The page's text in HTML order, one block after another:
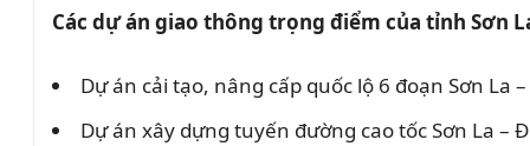
Các dự án giao thông trọng điểm của tỉnh Sơn
Dự án cải tạo, nâng cấp quốc lộ 6 đoạn Sơn La
Dự án xây dựng tuyến đường cao tốc Sơn La –